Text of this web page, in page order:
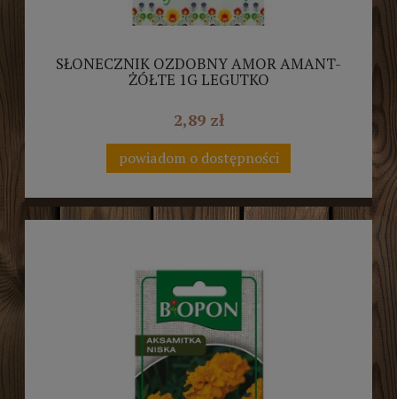
SŁONECZNIK OZDOBNY AMOR AMANT-
ŻÓŁTE 1G LEGUTKO
2,89 zł
powiadom o dostępności